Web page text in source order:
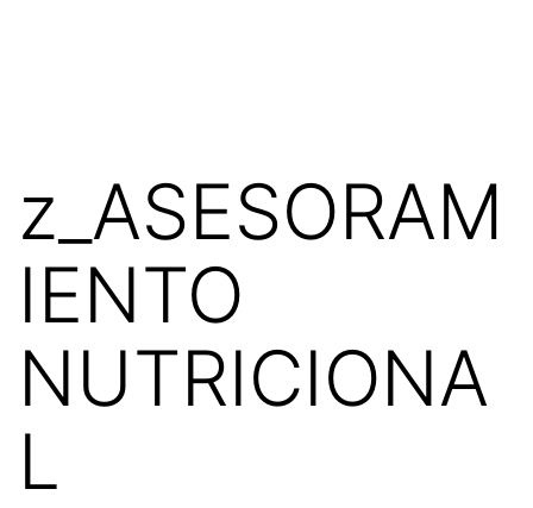
z_ASESORAM
IENTO
NUTRICIONA
L